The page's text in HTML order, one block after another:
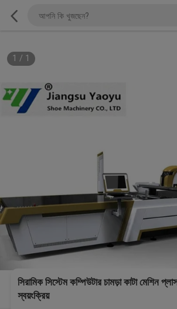
1 / 1
সিরামিক সিস্টেম কম্পিউটার চামড়া কাটা মেশিন
স্বয়ংক্রিয়